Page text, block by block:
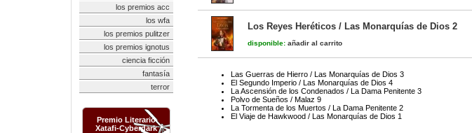
los premios acc
los wfa
los premios pulitzer
los premios ignotus
ciencia ficción
fantasía
terror
Premio Literario
Xatafi-Cyberdark
Los Reyes Heréticos / Las Monarquías de Dios 2
disponible: añadir al carrito
Las Guerras de Hierro / Las Monarquías de Dios 3
El Segundo Imperio / Las Monarquías de Dios 4
La Ascensión de los Condenados / La Dama Penitente 3
Polvo de Sueños / Malaz 9
La Tormenta de los Muertos / La Dama Penitente 2
El Viaje de Hawkwood / Las Monarquías de Dios 1